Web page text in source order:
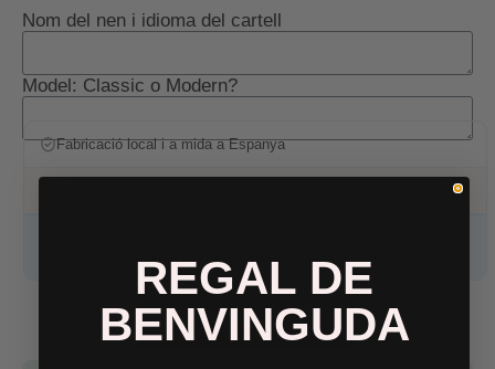
Nom del nen i idioma del cartell
Model: Classic o Modern?
Fabricació local i a mida a Espanya
Afegir a la cistella
REGAL DE
BENVINGUDA